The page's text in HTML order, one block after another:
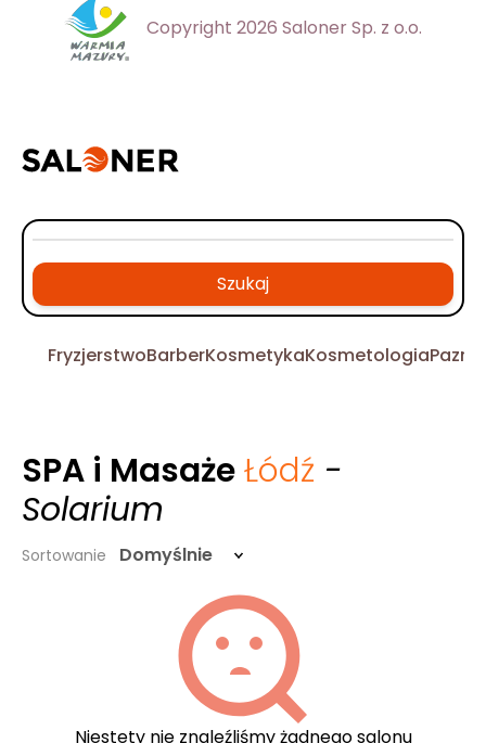
Copyright 2026 Saloner Sp. z o.o.
Szukaj
FryzjerstwoBarberKosmetykaKosmetologia
SPA i MasażeŁódź -
Solarium
Sortowanie Domyślnie
Niestety nie znaleźliśmy żadnego salonu